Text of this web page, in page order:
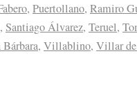
, Puertollano, Ramiro
, Santiago Álvarez, Teruel,
, Villablino, Villar de